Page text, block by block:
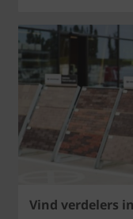
Vind verdelers